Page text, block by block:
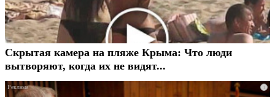
Скрытая камера на пляже Крыма: Что люди
вытворяют, когда их не видят...
i